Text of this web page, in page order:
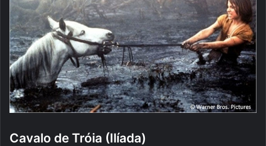
Cavalo de Tróia (Ilíada)